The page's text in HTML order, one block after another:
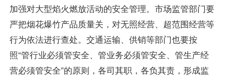
加强对大型焰火燃放活动的安全管理。市场监管部门要
严把烟花爆竹产品质量关，对无照经营、超范围经营等
行为依法进行查处。交通运输、供销等部门也要按
照“管行业必须管安全、管业务必须管安全、管生产经
营必须管安全”的原则，各司其职，各负其责，形成监